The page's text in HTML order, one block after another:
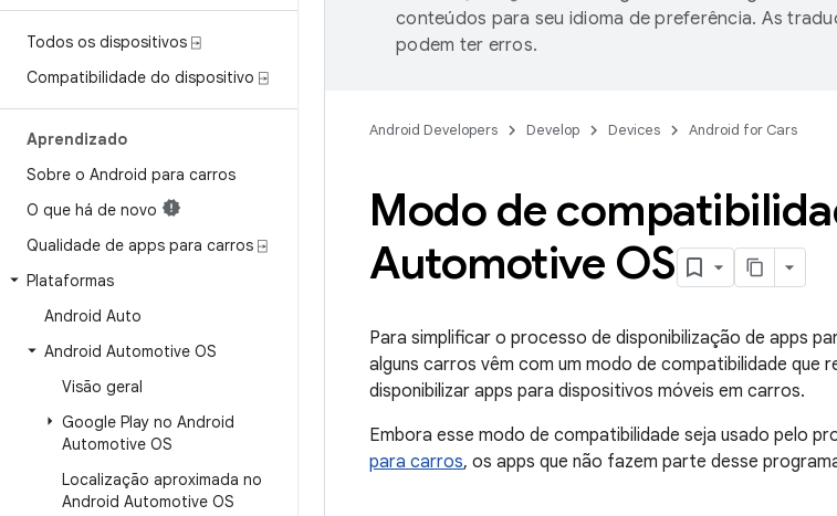
Todos os dispositivos ⍈
Compatibilidade do dispositivo ⍈
Aprendizado
Sobre o Android para carros
O que há de novo
Qualidade de apps para carros ⍈
Plataformas
Android Auto
Android Automotive OS
Visão geral
Google Play no Android
Automotive OS
Localização aproximada no
Android Automotive OS
conteúdos para seu idioma de preferência. As
podem ter erros.
Android Developers Develop Devices Android for Cars
Modo de
Automotive OS
Para simplificar o processo de disponibilização de apps
alguns carros vêm com um modo de compatibilidade que
disponibilizar apps para dispositivos móveis em carros.
Embora esse modo de compatibilidade seja usado pelo
para carros, os apps que não fazem parte desse